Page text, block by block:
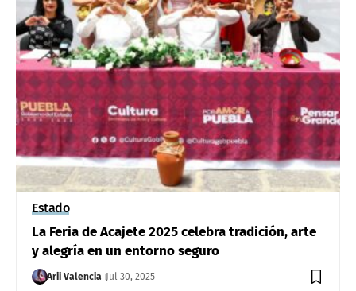
Estado
La Feria de Acajete 2025 celebra tradición, arte
y alegría en un entorno seguro
Arii Valencia Jul 30, 2025